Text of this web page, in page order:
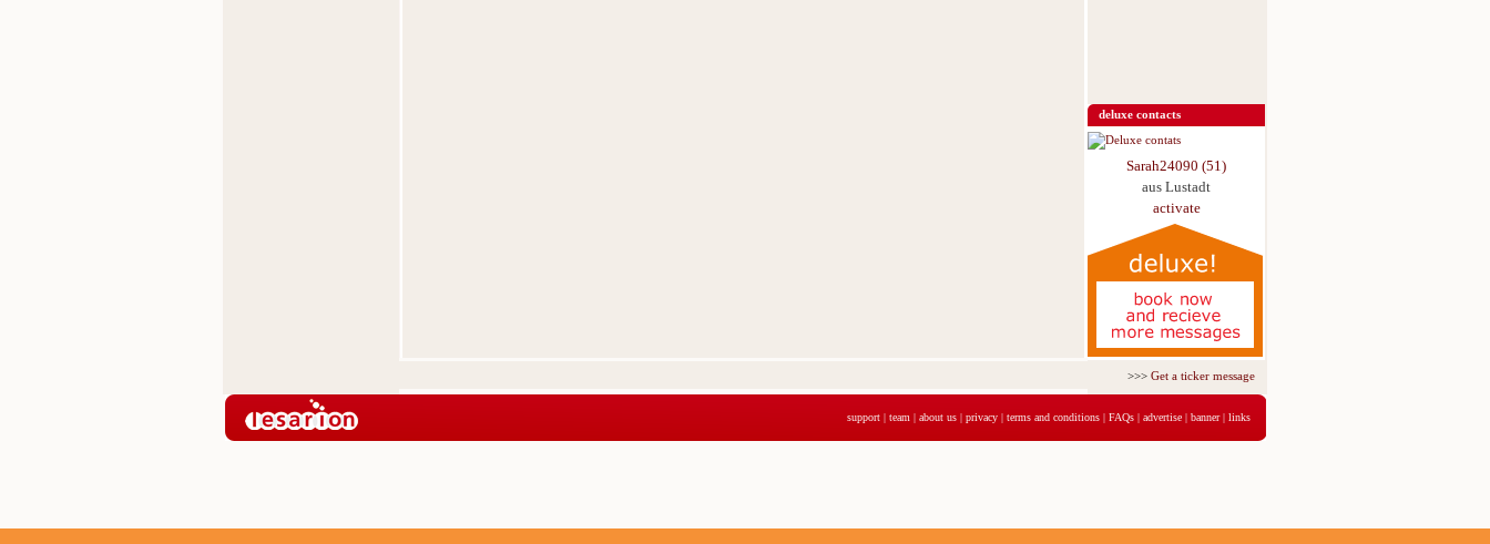
deluxe contacts
Sarah24090 (51)
aus Lustadt
activate
>>>Get a ticker message for just 5,95€ for 3 days
support | team | about us | privacy | terms and conditions | FAQs | advertise | banner| links